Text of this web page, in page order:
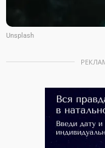
Unsplash